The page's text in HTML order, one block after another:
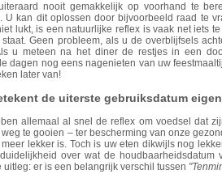
nooit gemakkelijk op voorhand te
U kan dit oplossen door bijvoorbeeld raad te
lukt, is een natuurlijke reflex is vaak net iets
Geen probleem, als u de overblijfsels
u meteen na het diner de restjes in een
dagen nog eens nagenieten van uw
later van!
de uiterste gebruiksdatum
allemaal al snel de reflex om voedsel dat
te gooien – ter bescherming van onze
lekker is. Toch is uw eten dikwijls nog
over wat de houdbaarheidsdatum
uitleg: er is een belangrijk verschil tussen